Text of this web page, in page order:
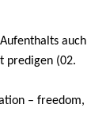
auch
predigen (02.
– freedom,